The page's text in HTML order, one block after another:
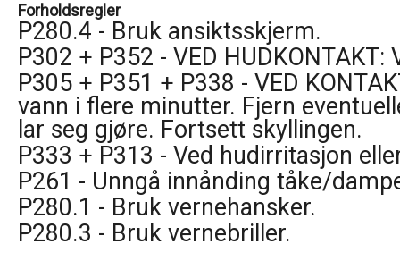
Forholdsregler
P280.4 - Bruk ansiktsskjerm.
P302 + P352 - VED
P305 + P351 + P338 - VED
vann i flere minutter. Fjern
lar seg gjøre. Fortsett skyllingen.
P333 + P313 - Ved hudirritasjon
P261 - Unngå innånding tåke/
P280.1 - Bruk vernehansker.
P280.3 - Bruk vernebriller.